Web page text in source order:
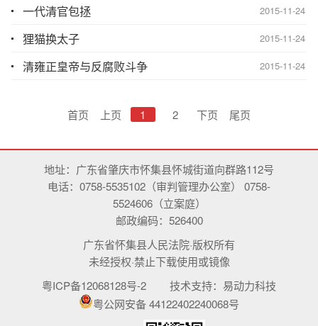
一代清官包拯 2015-11-24
狸猫换太子 2015-11-24
清雍正皇帝与反腐败斗争 2015-11-24
首页 上页 1 2 下页 尾页
地址：广东省肇庆市怀集县怀城街道向群路112号
电话：0758-5535102（审判管理办公室） 0758-
5524606（立案庭）
邮政编码：526400
广东省怀集县人民法院·版权所有
未经授权·禁止下载使用或镜像
粤ICP备12068128号-2
技术支持： 易动力科技
粤公网安备 44122402240068号